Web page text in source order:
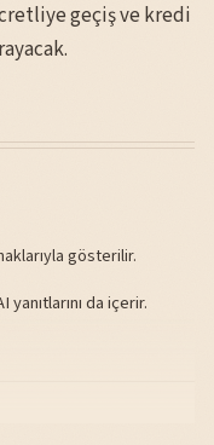
geçiş ve kredi
gösterilir.
yanıtlarını da içerir.